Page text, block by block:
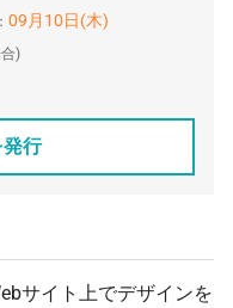
¥0
¥0 ¥389,180
09月10日(木)
)
行
サイト上でデザインを